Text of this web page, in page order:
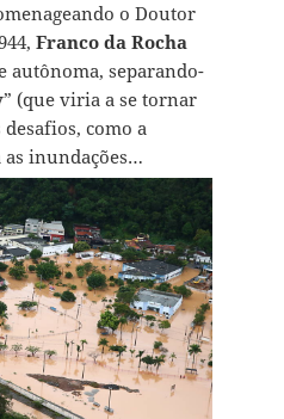
o Doutor
Franco da Rocha
autônoma, separando-
” (que viria a se tornar
como a
inundações…